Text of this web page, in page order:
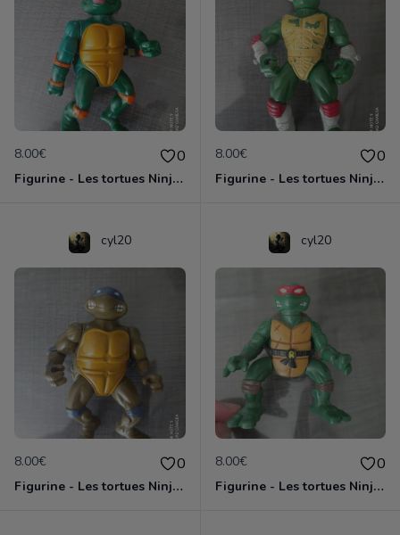
8.00€ 0
Figurine - Les tortues Ninja - Michaelangelo
8.00€ 0
Figurine - Les tortues Ninja - Raphael
cyl20
8.00€ 0
Figurine - Les tortues Ninja - Donatello
cyl20
8.00€ 0
Figurine - Les tortues Ninja - Raphael